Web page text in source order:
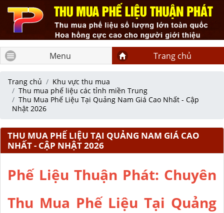
Menu Trang chủ
Trang chủ
Khu vực thu mua
Thu mua phế liệu các tỉnh miền Trung
Thu Mua Phế Liệu Tại Quảng Nam Giá Cao Nhất - Cập
Nhật 2026
THU MUA PHẾ LIỆU TẠI QUẢNG NAM GIÁ CAO
NHẤT - CẬP NHẬT 2026
Phế Liệu Thuận Phát: Chuyên
Thu Mua Phế Liệu Tại Quảng